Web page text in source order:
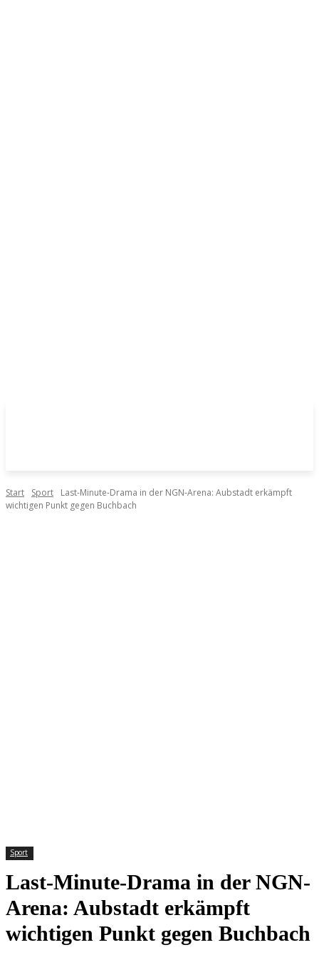
Start Sport
Last-Minute-Drama in der NGN-Arena: Aubstadt erkämpft
wichtigen Punkt gegen Buchbach
Sport
Last-Minute-Drama in der NGN-
Arena: Aubstadt erkämpft
wichtigen Punkt gegen Buchbach